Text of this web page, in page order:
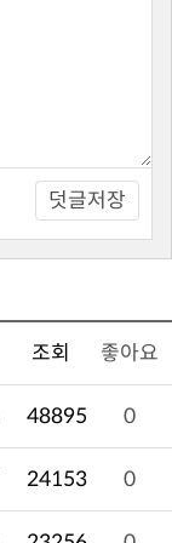
덧글저장
조회 좋아요
48895 0
24153 0